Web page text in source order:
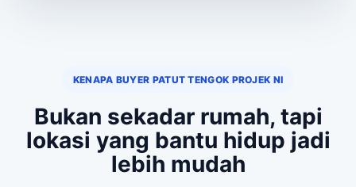
KENAPA BUYER PATUT TENGOK PROJEK NI
Bukan sekadar rumah, tapi
lokasi yang bantu hidup jadi
lebih mudah